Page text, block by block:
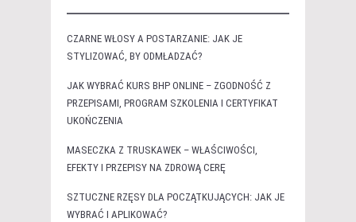
CZARNE WŁOSY A POSTARZANIE: JAK JE
STYLIZOWAĆ, BY ODMŁADZAĆ?
JAK WYBRAĆ KURS BHP ONLINE – ZGODNOŚĆ Z
PRZEPISAMI, PROGRAM SZKOLENIA I CERTYFIKAT
UKOŃCZENIA
MASECZKA Z TRUSKAWEK – WŁAŚCIWOŚCI,
EFEKTY I PRZEPISY NA ZDROWĄ CERĘ
SZTUCZNE RZĘSY DLA POCZĄTKUJĄCYCH: JAK JE
WYBRAĆ I APLIKOWAĆ?